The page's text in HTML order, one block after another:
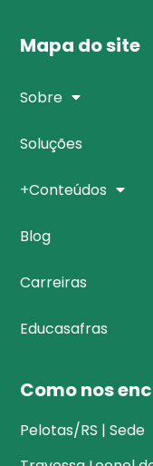
Mapa do site
Sobre
Soluções
+Conteúdos
Blog
Carreiras
Educasafras
Como nos
Pelotas/RS | Sede